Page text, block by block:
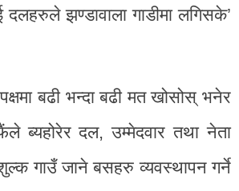
दलहरुले झण्डावाला गाडीमा लगिसके’
बढी भन्दा बढी मत खोसोस् भनेर
ब्यहोरेर दल, उम्मेदवार तथा नेता
गाउँ जाने बसहरु व्यवस्थापन गर्ने